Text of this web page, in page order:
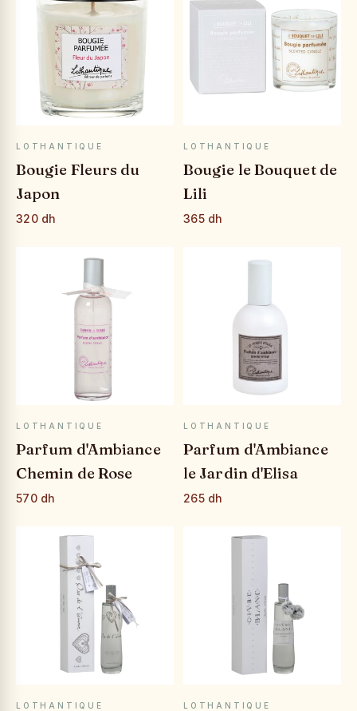
APERÇU RAPIDE
LOTHANTIQUE
Bougie Fleurs du
Japon
320 dh
APERÇU RAPIDE
LOTHANTIQUE
Bougie le Bouquet de
Lili
365 dh
APERÇU RAPIDE
LOTHANTIQUE
Parfum d'Ambiance
Chemin de Rose
570 dh
APERÇU RAPIDE
LOTHANTIQUE
Parfum d'Ambiance
le Jardin d'Elisa
265 dh
APERÇU RAPIDE
LOTHANTIQUE APERÇU RAPIDE
LOTHANTIQUE